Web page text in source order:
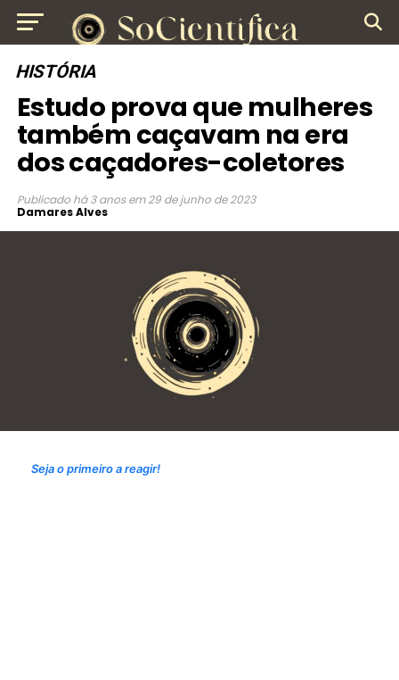
HISTÓRIA
Estudo prova que mulheres
também caçavam na era
dos caçadores-coletores
Publicado há 3 anos em 29 de junho de 2023
Damares Alves
Seja o primeiro a reagir!